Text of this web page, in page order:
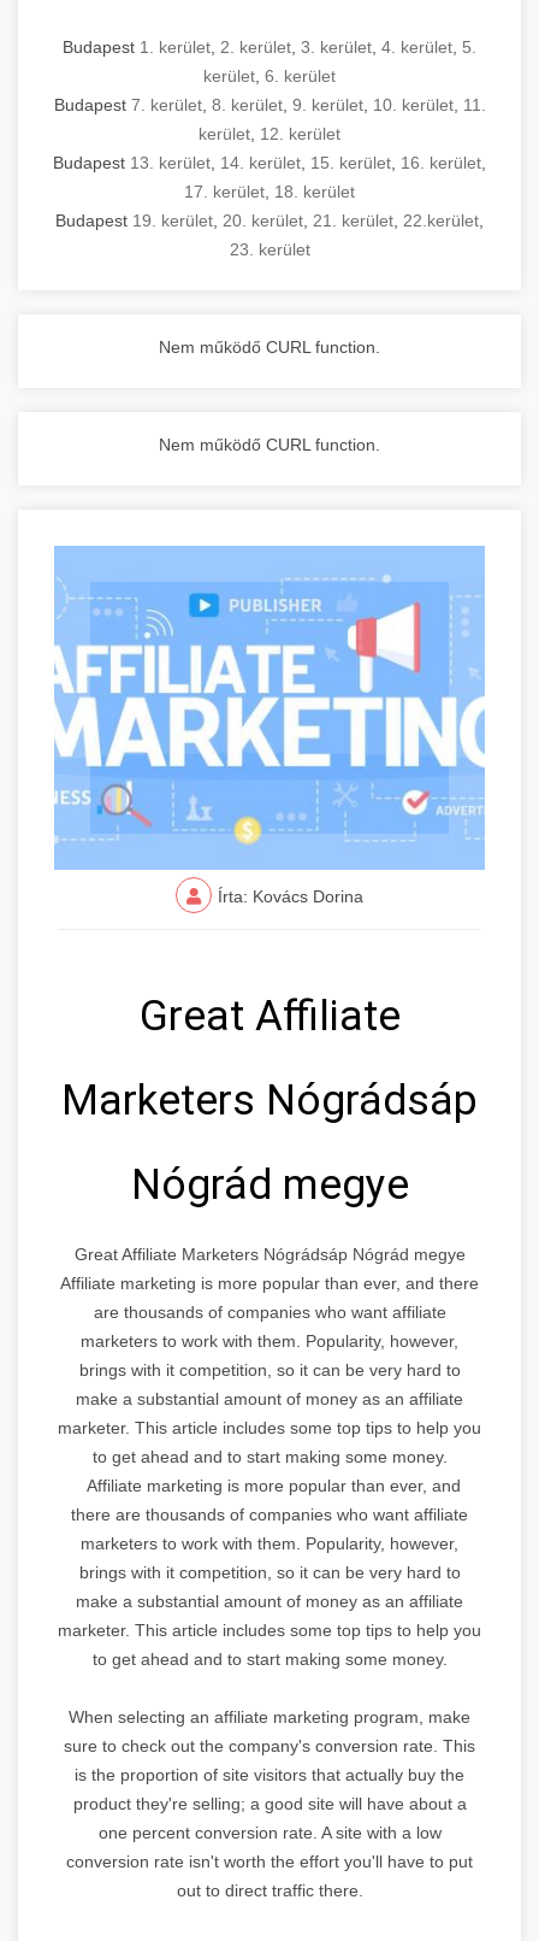
Budapest 1. kerület 2. kerület 3. kerület 4. kerület 5.
kerület 6. kerület
Budapest 7. kerület, 8. kerület, 9. kerület, 10. kerület, 11.
kerület 12. kerület
Budapest 13. kerület 14. kerület 15. kerület 16. kerület
17. kerület 18. kerület
Budapest 19. kerület 20. kerület 21. kerület 22.kerület
23. kerület
Nem működő CURL function.
Nem működő CURL function.
Írta: Kovács Dorina
Great Affiliate
Marketers Nógrádsáp
Nógrád megye
Great Affiliate Marketers Nógrádsáp Nógrád megye
Affiliate marketing is more popular than ever, and there
are thousands of companies who want affiliate
marketers to work with them. Popularity, however,
brings with it competition, so it can be very hard to
make a substantial amount of money as an affiliate
marketer. This article includes some top tips to help you
to get ahead and to start making some money.
Affiliate marketing is more popular than ever, and
there are thousands of companies who want affiliate
marketers to work with them. Popularity, however,
brings with it competition, so it can be very hard to
make a substantial amount of money as an affiliate
marketer. This article includes some top tips to help you
to get ahead and to start making some money.
When selecting an affiliate marketing program, make
sure to check out the company's conversion rate. This
is the proportion of site visitors that actually buy the
product they're selling; a good site will have about a
one percent conversion rate. A site with a low
conversion rate isn't worth the effort you'll have to put
out to direct traffic there.